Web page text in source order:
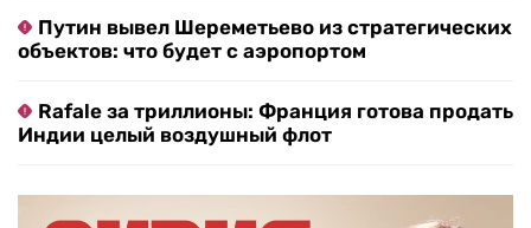
Путин вывел Шереметьево из стратегических
объектов: что будет с аэропортом
Rafale за триллионы: Франция готова продать
Индии целый воздушный флот